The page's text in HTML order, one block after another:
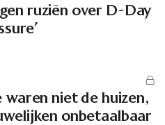
ruziën over D-Day
waren niet de huizen,
onbetaalbaar